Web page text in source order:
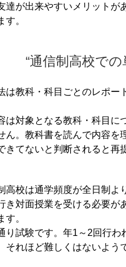
達が出来やすいメリット
。
“通信制高校で
は教科・科目ごとのレポ
は対象となる教科・科目
ん。教科書を読んで内容
きてないと判断されると再
高校は通学頻度が全日制
き対面授業を受ける必要
。
り試験です。年1～2回行
れほど難しくはないよう